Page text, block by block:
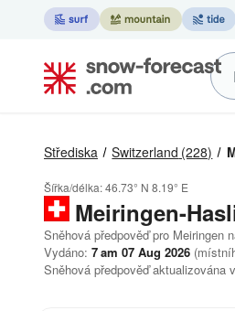
Střediska Switzerland (228)
Šířka/délka:46.73° N 8.19° E
Meiringen-
Sněhová předpověď pro Meiringen
Vydáno: 7 am 07 Aug 2026
Sněhová předpověď aktualizována v